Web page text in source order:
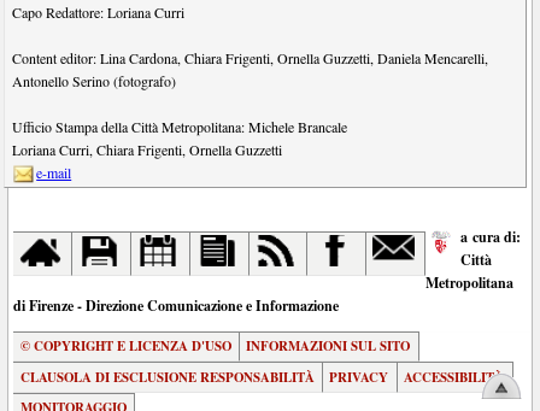
Capo Redattore:Loriana Curri
Content editor:Lina Cardona,Chiara Frigenti,Ornella Guzzetti,Daniela Mencarelli,
Antonello Serino (fotografo)
Ufficio Stampa della Città Metropolitana:Michele Brancale
Loriana Curri,Chiara Frigenti,Ornella Guzzetti
e-mail
a cura di:
Città
Metropolitana
di Firenze - Direzione Comunicazione e Informazione
© COPYRIGHT E LICENZA D'USO
INFORMAZIONI SUL SITO
CLAUSOLA DI ESCLUSIONE RESPONSABILITÀ
PRIVACY
ACCESSIBILITÀ